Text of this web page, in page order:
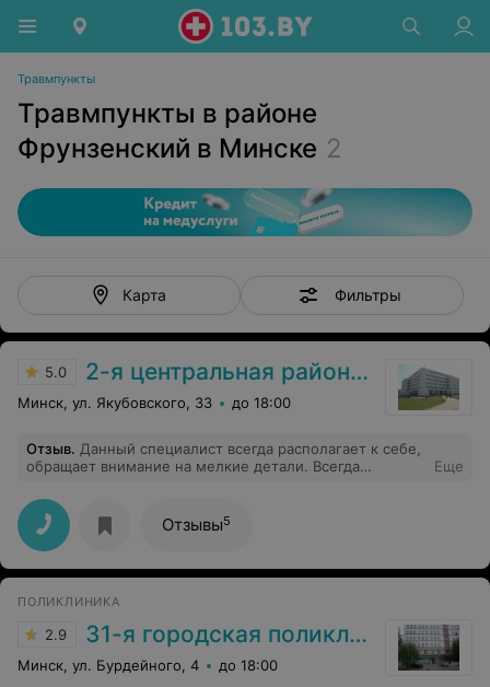
Травмпункты
Травмпункты в районе
Фрунзенский в Минске 2
Карта Фильтры
5.0 2-я центральная районная поликлиника Фрунзенского района
Минск, ул. Якубовского, 33 до 18:00
Отзыв. Данный специалист всегда располагает к себе,
обращает внимание на мелкие детали. Всегда
назначение препаратов всегда на высоком утровне.
Еще
Отзывы5
ПОЛИКЛИНИКА
2.9 31-я городская поликлиника
Минск, ул. Бурдейного, 4 до 18:00